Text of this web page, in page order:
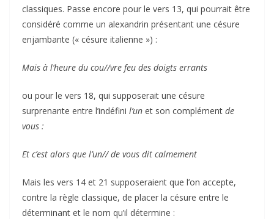
classiques. Passe encore pour le vers 13, qui pourrait être
considéré comme un alexandrin présentant une césure
enjambante (« césure italienne ») :
Mais à l’heure du cou//vre feu des doigts errants
ou pour le vers 18, qui supposerait une césure
surprenante entre l’indéfini l’un et son complément de
vous :
Et c’est alors que l’un// de vous dit calmement
Mais les vers 14 et 21 supposeraient que l’on accepte,
contre la règle classique, de placer la césure entre le
déterminant et le nom qu’il détermine :